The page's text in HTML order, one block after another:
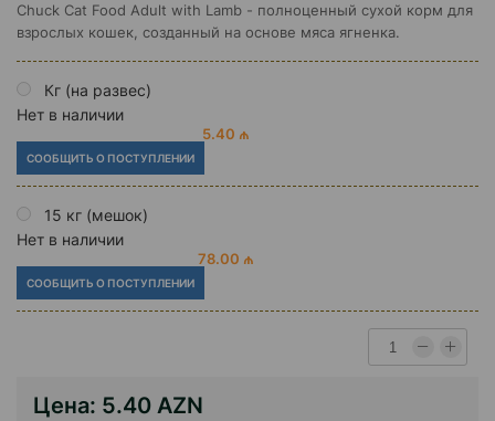
Chuck Cat Food Adult with Lamb - полноценный сухой корм для
взрослых кошек, созданный на основе мяса ягненка.
Кг (на развес)
Нет в наличии
5.40 ₼
СООБЩИТЬ О ПОСТУПЛЕНИИ
15 кг (мешок)
Нет в наличии
78.00 ₼
СООБЩИТЬ О ПОСТУПЛЕНИИ
Цена: 5.40 AZN